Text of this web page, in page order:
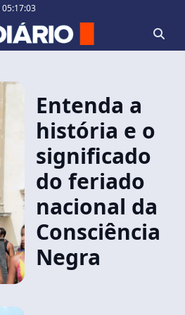
Entenda a
história e o
significado
do feriado
nacional da
Consciência
Negra